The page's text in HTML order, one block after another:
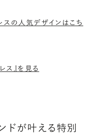
スの人気デザインはこち
ス』を見る
ドが叶える特別